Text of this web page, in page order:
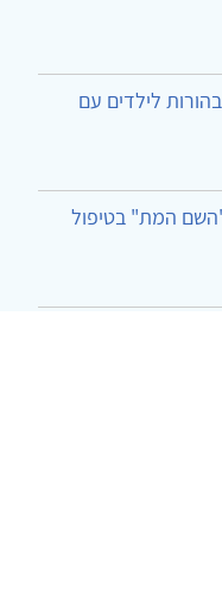
לילדים עם
המת" בטיפול